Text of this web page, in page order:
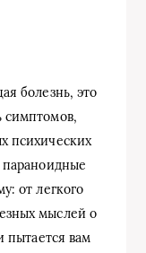
болезнь, это
симптомов,
психических
параноидные
от легкого
мыслей о
пытается вам